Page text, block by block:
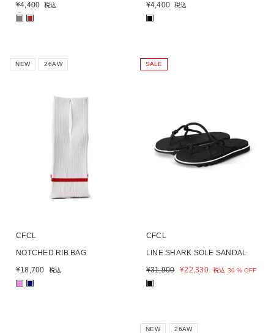
¥4,400 税込
¥4,400 税込
NEW 26AW
CFCL
NOTCHED RIB BAG
¥18,700 税込
■ ■
SALE
CFCL
LINE SHARK SOLE SANDAL
¥31,900 ¥22,330 税込 30 % OFF
■
NEW 26AW